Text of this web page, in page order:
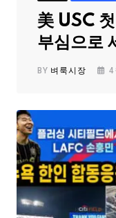
美 USC
부심으로
BY 벼룩시장 4